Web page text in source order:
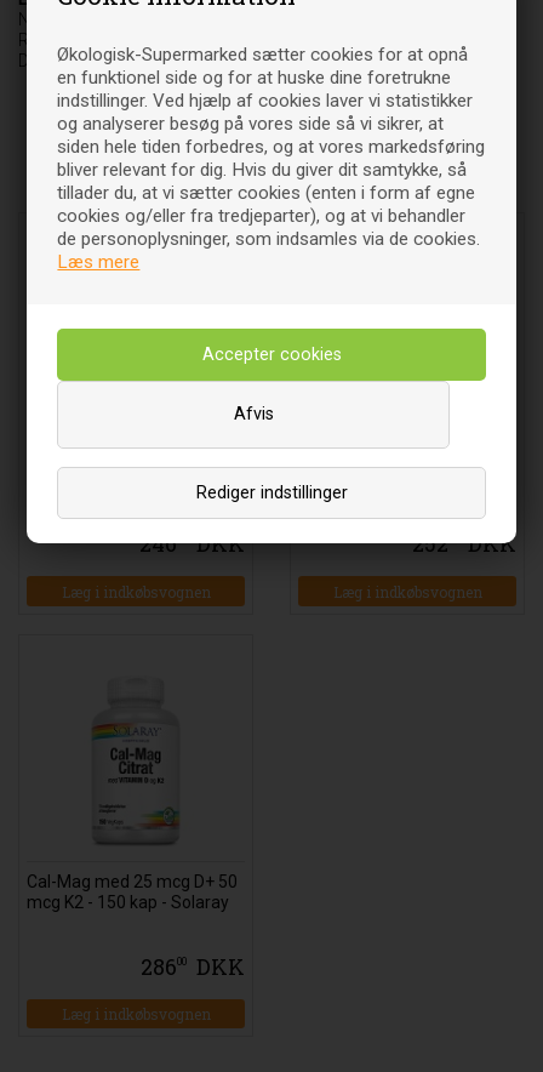
Økologisk-Supermarked sætter cookies for at opnå
en funktionel side og for at huske dine foretrukne
indstillinger. Ved hjælp af cookies laver vi statistikker
og analyserer besøg på vores side så vi sikrer, at
siden hele tiden forbedres, og at vores markedsføring
bliver relevant for dig. Hvis du giver dit samtykke, så
tillader du, at vi sætter cookies (enten i form af egne
cookies og/eller fra tredjeparter), og at vi behandler
de personoplysninger, som indsamles via de cookies.
Læs mere
Rediger indstillinger
Afvis
Natur Energi ApS
Rypevang 4
DK-3450 Allerød
Relaterede varer
246 DKK
Læg i indkøbsvognen
Solaray
252 DKK
Læg i indkøbsvognen
Cal-Mag med 25 mcg D+ 50
mcg K2 - 150 kap - Solaray
28600 DKK
Læg i indkøbsvognen